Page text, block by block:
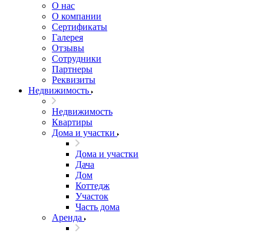
О нас
О компании
Сертификаты
Галерея
Отзывы
Сотрудники
Партнеры
Реквизиты
Недвижимость
Недвижимость
Квартиры
Дома и участки
Дома и участки
Дача
Дом
Коттедж
Участок
Часть дома
Аренда